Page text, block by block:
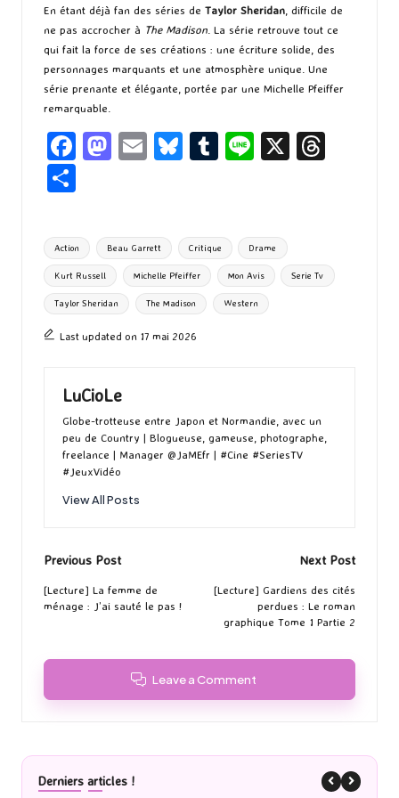
En étant déjà fan des séries de Taylor Sheridan , difficile de
ne pas accrocher à The Madison . La série retrouve tout ce
qui fait la force de ses créations : une écriture solide, des
personnages marquants et une atmosphère unique. Une
série prenante et élégante, portée par une Michelle Pfeiffer
remarquable.
Fa
o
o
k
M
d
o
n
E
l
Bl
ky
T
bl
r
Li X
ta
g
er
Tags:
Action Beau Garrett Critique Drame
Kurt Russell Michelle Pfeiffer Mon Avis Serie Tv
Taylor Sheridan The Madison Western
Last updated on 17 mai 2026
LuCioLe
Globe-trotteuse entre Japon et Normandie, avec un
peu de Country | Blogueuse, gameuse, photographe,
freelance | Manager @JaMEfr | #Cine #SeriesTV
#JeuxVidéo
View All Posts
Post
navigation
Previous Post
[Lecture] La femme de
ménage : J’ai sauté le pas !
Next Post
[Lecture] Gardiens des cités
perdues : Le roman
graphique Tome 1 Partie 2
Leave a Comment
Derniers articles !